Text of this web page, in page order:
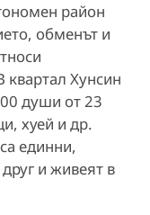
район
обменът и
квартал Хунсин
души от 23
хуей и др.
единни,
и живеят в